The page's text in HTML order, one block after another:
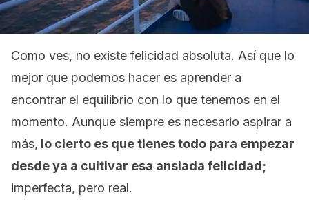
Como ves, no existe felicidad absoluta. Así que lo
mejor que podemos hacer es aprender a
encontrar el equilibrio con lo que tenemos en el
momento. Aunque siempre es necesario aspirar a
más, lo cierto es que tienes todo para empezar
desde ya a cultivar esa ansiada felicidad;
imperfecta, pero real.